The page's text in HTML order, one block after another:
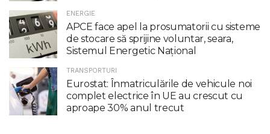
ENERGIE
APCE face apel la prosumatorii cu sisteme
de stocare să sprijine voluntar, seara,
Sistemul Energetic Național
TRANSPORTURI
Eurostat: Înmatriculările de vehicule noi
complet electrice în UE au crescut cu
aproape 30% anul trecut